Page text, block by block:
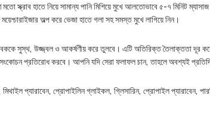
স্ক্রাব হাতে নিয়ে সামান্য পানি মিশিয়ে মুখে আলতোভাবে ৫-৭ মিনিট
অল্প করে ভেজা হাতে গলা সহ সমস্ত মুখে লাগিয়ে নিন।
সুস্থ, উজ্জ্বল ও আকর্ষণীয় করে তুলবে। এটি অতিরিক্ত তৈলাক্ততা দূর
প্রতিরোধ করবে। আপনি যদি সেরা ফলাফল চান, তাহলে অবশ্যই
প্যারাবেন, প্রোপাইলিন গ্লাইকল, গ্লিসারিন, প্রোপাইল প্যারাবেন,